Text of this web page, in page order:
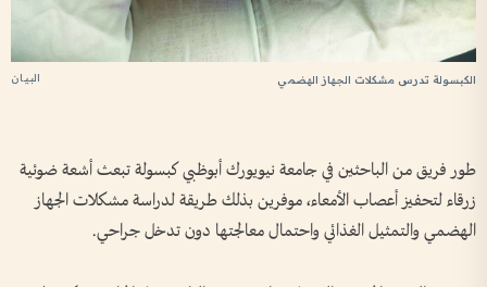
البيان الكبسولة تدرس مشكلات الجهاز الهضمي
طور فريق من الباحثين في جامعة نيويورك أبوظبي كبسولة تبعث أشعة ضوئية
زرقاء لتحفيز أعصاب الأمعاء، موفرين بذلك طريقة لدراسة مشكلات الجهاز
الهضمي والتمثيل الغذائي واحتمال معالجتها دون تدخل جراحي.